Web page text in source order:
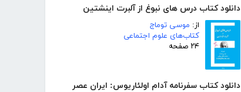
دانلود کتاب درس های نبوغ از آلبرت اینشتین
از: موسی توماج
کتاب‌های علوم اجتماعی
۲۴ صفحه
دانلود کتاب سفرنامه آدام اولئاریوس: ایران عصر